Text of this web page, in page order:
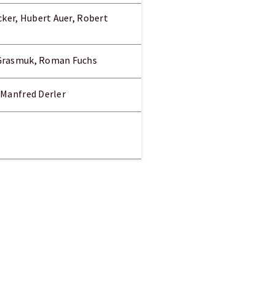
Hubert Auer, Robert
Roman Fuchs
Derler